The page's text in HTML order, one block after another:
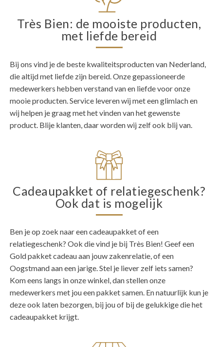
Très Bien: de mooiste producten,
met liefde bereid
Bij ons vind je de beste kwaliteitsproducten van Nederland,
die altijd met liefde zijn bereid. Onze gepassioneerde
medewerkers hebben verstand van en liefde voor onze
mooie producten. Service leveren wij met een glimlach en
wij helpen je graag met het vinden van het gewenste
product. Blije klanten, daar worden wij zelf ook blij van.
Cadeaupakket of relatiegeschenk?
Ook dat is mogelijk
Ben je op zoek naar een cadeaupakket of een
relatiegeschenk? Ook die vind je bij Très Bien! Geef een
Gold pakket cadeau aan jouw zakenrelatie, of een
Oogstmand aan een jarige. Stel je liever zelf iets samen?
Kom eens langs in onze winkel, dan stellen onze
medewerkers met jou een pakket samen. En natuurlijk kun je
deze ook laten bezorgen, bij jou of bij de gelukkige die het
cadeaupakket krijgt.